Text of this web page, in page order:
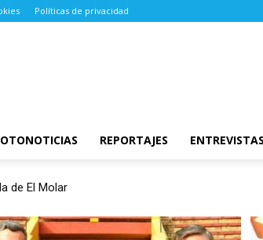
Políticas de privacidad
REPORTAJES ENTREVISTAS
El Molar